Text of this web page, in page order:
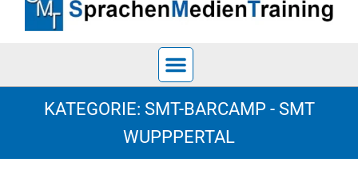
KATEGORIE: SMT-BARCAMP - SMT
WUPPPERTAL